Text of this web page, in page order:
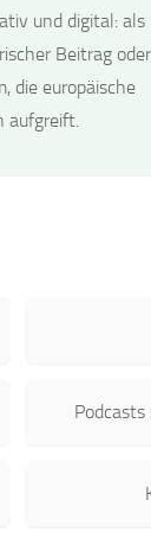
und digital: als
Beitrag oder
die europäische
aufgreift.